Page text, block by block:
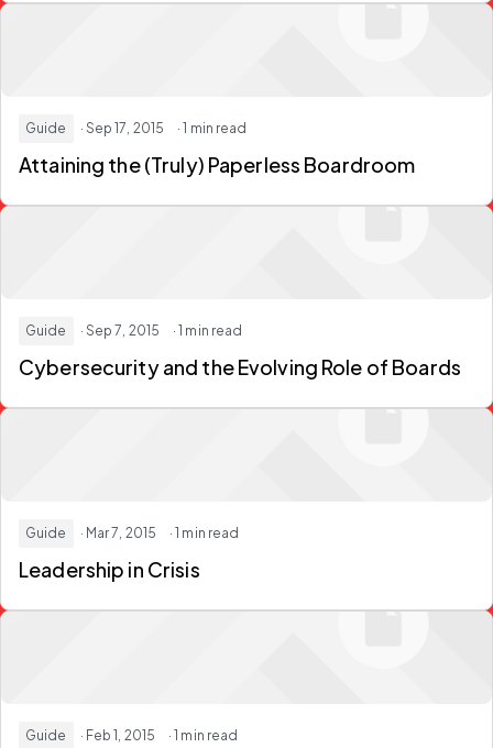
Guide · Sep 17, 2015 · 1 min read
Attaining the (Truly) Paperless Boardroom
Guide · Sep 7, 2015 · 1 min read
Cybersecurity and the Evolving Role of Boards
Guide · Mar 7, 2015 · 1 min read
Leadership in Crisis
Guide · Feb 1, 2015 · 1 min read